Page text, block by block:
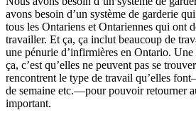
avons besoin d’un système de garderie
tous les Ontariens et Ontariennes qui ont
travailler. Et ça, ça inclut beaucoup de
une pénurie d’infirmières en Ontario. Une
ça, c’est qu’elles ne peuvent pas se
rencontrent le type de travail qu’elles
de semaine etc.—pour pouvoir retourner
important.